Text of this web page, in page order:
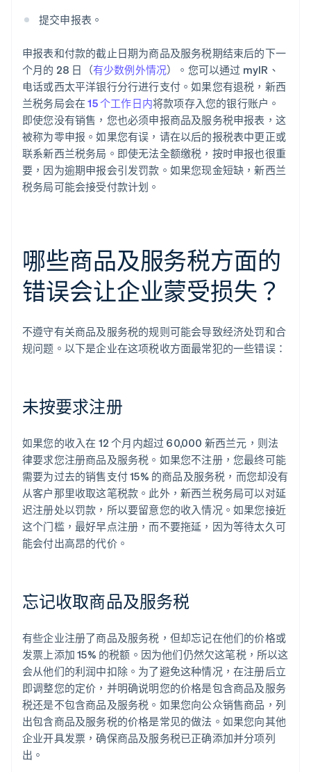
提交申报表。
申报表和付款的截止日期为商品及服务税期结束后的下一
个月的 28 日（有少数例外情况）。您可以通过 myIR、
电话或西太平洋银行分行进行支付。如果您有退税，新西
兰税务局会在15 个工作日内将款项存入您的银行账户。
即使您没有销售，您也必须申报商品及服务税申报表，这
被称为零申报。如果您有误，请在以后的报税表中更正或
联系新西兰税务局。即使无法全额缴税，按时申报也很重
要，因为逾期申报会引发罚款。如果您现金短缺，新西兰
税务局可能会接受付款计划。
哪些商品及服务税方面的
错误会让企业蒙受损失？
不遵守有关商品及服务税的规则可能会导致经济处罚和合
规问题。以下是企业在这项税收方面最常犯的一些错误：
未按要求注册
如果您的收入在 12 个月内超过 60,000 新西兰元，则法
律要求您注册商品及服务税。如果您不注册，您最终可能
需要为过去的销售支付 15% 的商品及服务税，而您却没有
从客户那里收取这笔税款。此外，新西兰税务局可以对延
迟注册处以罚款，所以要留意您的收入情况。如果您接近
这个门槛，最好早点注册，而不要拖延，因为等待太久可
能会付出高昂的代价。
忘记收取商品及服务税
有些企业注册了商品及服务税，但却忘记在他们的价格或
发票上添加 15% 的税额。因为他们仍然欠这笔税，所以这
会从他们的利润中扣除。为了避免这种情况，在注册后立
即调整您的定价，并明确说明您的价格是包含商品及服务
税还是不包含商品及服务税。如果您向公众销售商品，列
出包含商品及服务税的价格是常见的做法。如果您向其他
企业开具发票，确保商品及服务税已正确添加并分项列
出。